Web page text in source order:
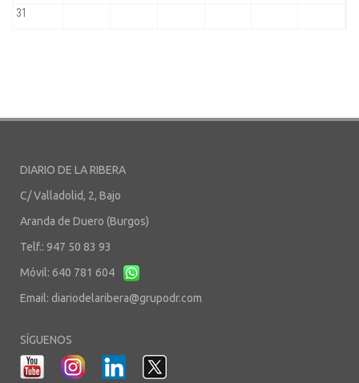
DIARIO DE LA RIBERA
C/ Valladolid, 2, Bajo
Aranda de Duero (Burgos)
Telf.: 947 50 83 93
Móvil: 640 781 604
Email: diariodelaribera@grupodr.com
SÍGUENOS